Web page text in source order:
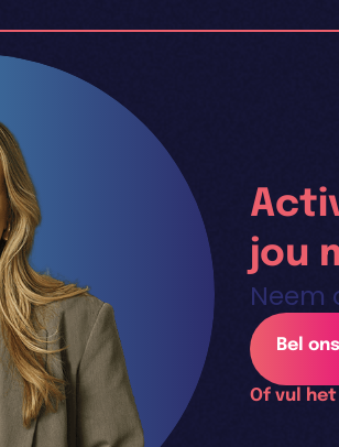
jou
Neem
Bel ons
Of vul het